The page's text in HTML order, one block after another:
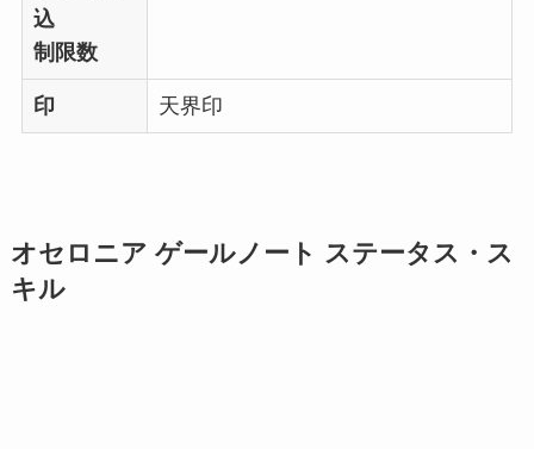
込
制限数
印 天界印
オセロニア ゲールノート ステータス・ス
キル